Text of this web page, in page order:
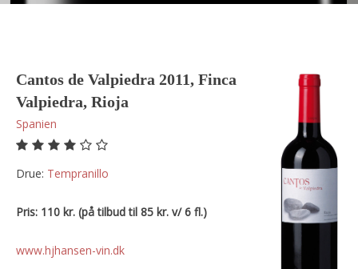
Cantos de Valpiedra 2011, Finca
Valpiedra, Rioja
Spanien
Drue: tempranillo
Pris: 110 kr. (på tilbud til 85 kr. v/ 6 fl.)
www.hjhansen-vin.dk